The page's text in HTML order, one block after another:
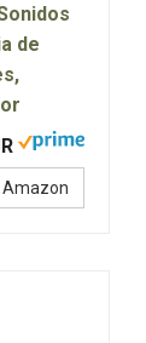
de
Amazon